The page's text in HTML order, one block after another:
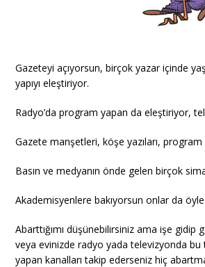
Gazeteyi açıyorsun, birçok yazar içinde
yapıyı eleştiriyor.
Radyo’da program yapan da eleştiriyor,
Gazete manşetleri, köşe yazıları, program
Basın ve medyanın önde gelen birçok
Akademisyenlere bakıyorsun onlar da öyle.
Abarttığımı düşünebilirsiniz ama işe gidip
veya evinizde radyo yada televizyonda
yapan kanalları takip ederseniz hiç